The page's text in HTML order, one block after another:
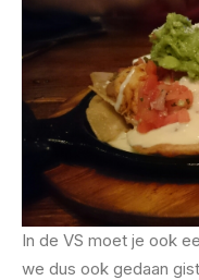
In de VS moet je ook
we dus ook gedaan